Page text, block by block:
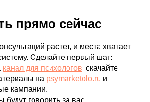
прямо сейчас
растёт, и места хватает
Сделайте первый шаг:
канал для психологов, скачайте
на psymarketolo.ru и
кампании.
будут говорить за вас.